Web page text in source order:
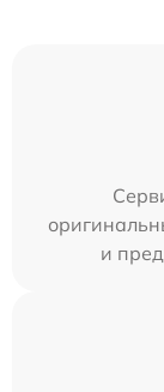
и